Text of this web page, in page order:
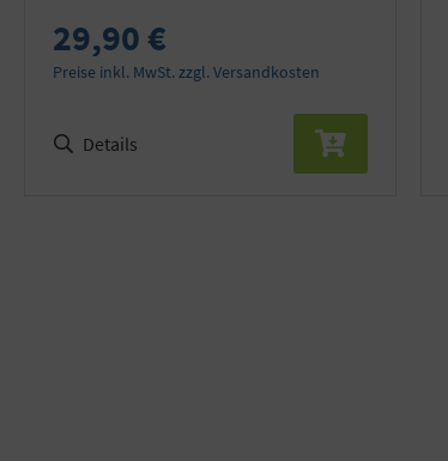
29,90 €
Preise inkl. MwSt. zzgl. Versandkosten
Details